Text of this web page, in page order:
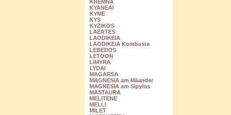
KREMNA
KYANEAI
KYME
KYS
KYZIKOS
LAERTES
LAODIKEIA
LAODIKEIA Kombusta
LEBEDOS
LETOON
LIMYRA
LYDAI
MAGARSA
MAGNESIA am Mäander
MAGNESIA am Sipylos
MASTAURA
MELITENE
MELLI
MILET